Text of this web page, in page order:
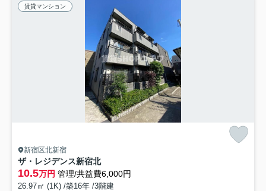
賃貸マンション
新宿区北新宿
ザ・レジデンス新宿北
10.5万円 管理/共益費6,000円
26.97㎡ (1K) /築16年 /3階建